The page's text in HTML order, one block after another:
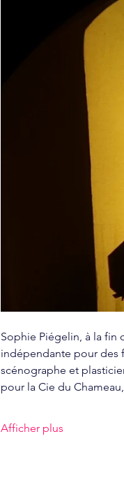
Sophie Piégelin, à la fin
indépendante pour des
scénographe et
pour la Cie du
Afficher plus